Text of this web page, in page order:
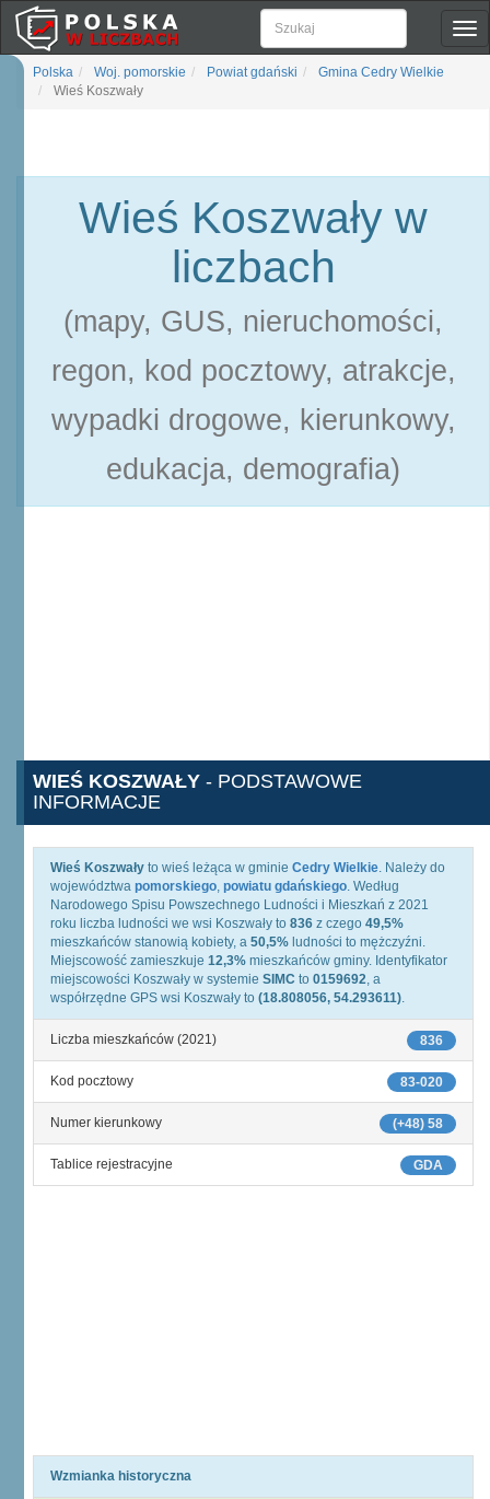
Polska Woj. pomorskie Powiat gdański
Gmina Cedry Wielkie
Wieś Koszwały
Wieś Koszwały w
liczbach
(mapy, GUS, nieruchomości,
regon, kod pocztowy, atrakcje,
wypadki drogowe, kierunkowy,
edukacja, demografia)
WIEŚ KOSZWAŁY - PODSTAWOWE
INFORMACJE
Wieś Koszwały to wieś leżąca w gminie Cedry Wielkie. Należy do
województwa pomorskiego, powiatu gdańskiego. Według
Narodowego Spisu Powszechnego Ludności i Mieszkań z 2021
roku liczba ludności we wsi Koszwały to 836 z czego 49,5%
mieszkańców stanowią kobiety, a 50,5% ludności to mężczyźni.
Miejscowość zamieszkuje 12,3% mieszkańców gminy. Identyfikator
miejscowości Koszwały w systemie SIMC to 0159692, a
współrzędne GPS wsi Koszwały to (18.808056, 54.293611).
836
Liczba mieszkańców (2021)
83-020
Kod pocztowy
(+48) 58
Numer kierunkowy
GDA
Tablice rejestracyjne
Wzmianka historyczna